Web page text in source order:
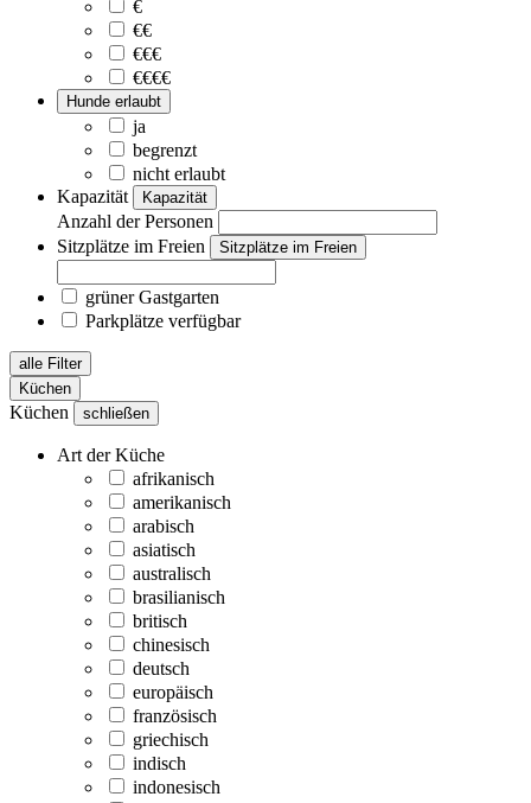
€
€€
€€€
€€€€
Hunde erlaubt
ja
begrenzt
nicht erlaubt
Kapazität
Kapazität
Anzahl der Personen
Sitzplätze im Freien
Sitzplätze im Freien
grüner Gastgarten
Parkplätze verfügbar
alle Filter
Küchen
Küchen schließen
Art der Küche
afrikanisch
amerikanisch
arabisch
asiatisch
australisch
brasilianisch
britisch
chinesisch
deutsch
europäisch
französisch
griechisch
indisch
indonesisch